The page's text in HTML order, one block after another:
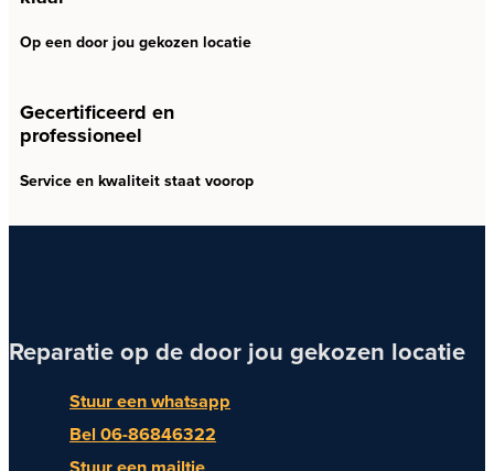
Op een door jou gekozen locatie
Gecertificeerd en
professioneel
Service en kwaliteit staat voorop
Reparatie op de door jou gekozen locatie
Stuur een whatsapp
Bel 06-86846322